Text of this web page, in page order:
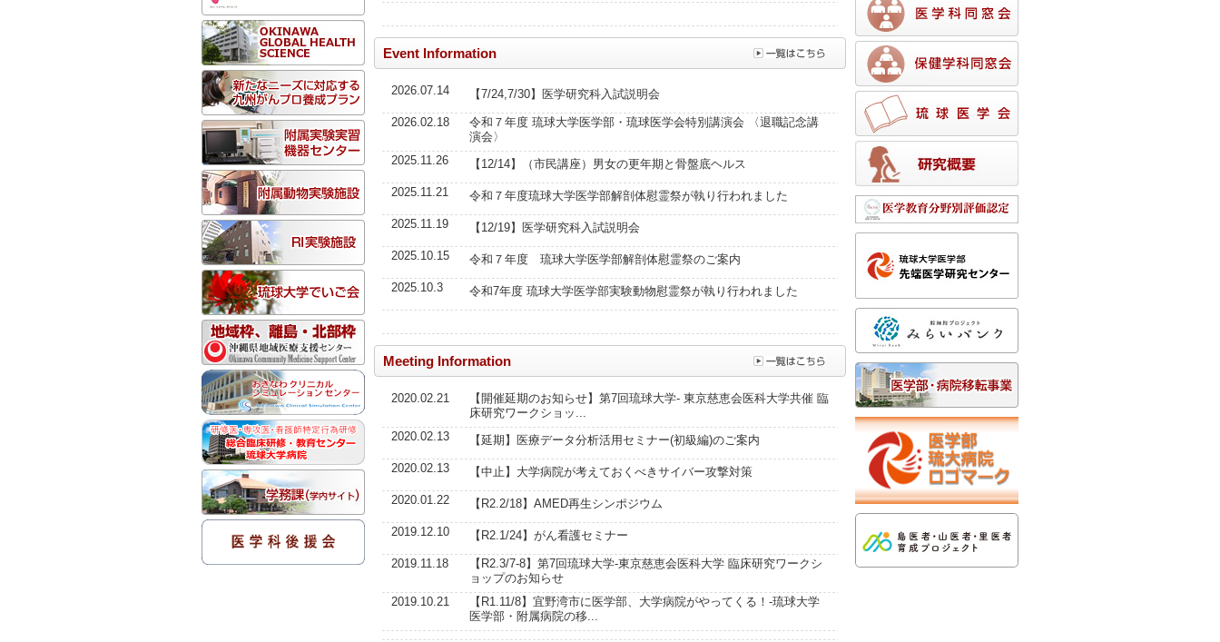
Event Information
2026.07.14 【7/24,7/30】医学研究科入試説明会
2026.02.18
令和７年度 琉球大学医学部・琉球医学会特別講演会 〈退職記念講
演会〉
2025.11.26
【12/14】（市民講座）男女の更年期と骨盤底ヘルス
2025.11.21 令和７年度琉球大学医学部解剖体慰霊祭が執り行われました
2025.11.19 【12/19】医学研究科入試説明会
2025.10.15 令和７年度 琉球大学医学部解剖体慰霊祭のご案内
2025.10.3 令和7年度 琉球大学医学部実験動物慰霊祭が執り行われました
Meeting Information
2020.02.21
【開催延期のお知らせ】第7回琉球大学- 東京慈恵会医科大学共催 臨
床研究ワークショッ...
2020.02.13
【延期】医療データ分析活用セミナー(初級編)のご案内
2020.02.13 【中止】大学病院が考えておくべきサイバー攻撃対策
2020.01.22 【R2.2/18】AMED再生シンポジウム
2019.12.10 【R2.1/24】がん看護セミナー
2019.11.18
【R2.3/7-8】第7回琉球大学-東京慈恵会医科大学 臨床研究ワークシ
ョップのお知らせ
2019.10.21
【R1.11/8】宜野湾市に医学部、大学病院がやってくる！-琉球大学
医学部・附属病院の移...